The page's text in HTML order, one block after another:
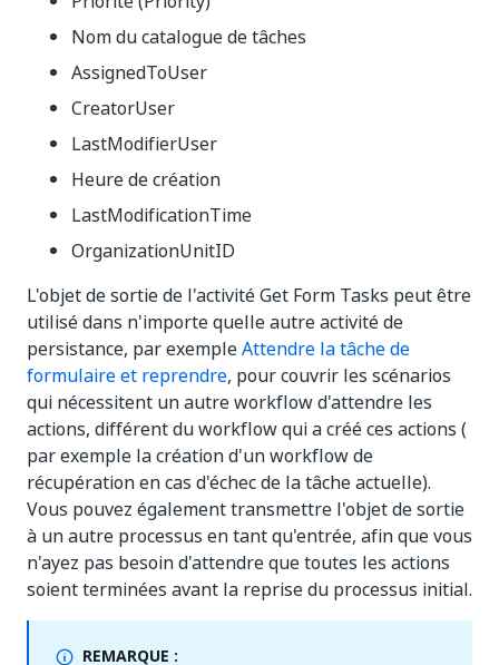
Nom du catalogue de tâches
AssignedToUser
CreatorUser
LastModifierUser
Heure de création
LastModificationTime
OrganizationUnitID
L'objet de sortie de l'activité Get Form Tasks peut être
utilisé dans n'importe quelle autre activité de
persistance, par exempleAttendre la tâche de
formulaire et reprendre, pour couvrir les scénarios
qui nécessitent un autre workflow d'attendre les
actions, différent du workflow qui a créé ces actions (
par exemple la création d'un workflow de
récupération en cas d'échec de la tâche actuelle).
Vous pouvez également transmettre l'objet de sortie
à un autre processus en tant qu'entrée, afin que vous
n'ayez pas besoin d'attendre que toutes les actions
soient terminées avant la reprise du processus initial.
REMARQUE :